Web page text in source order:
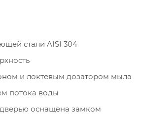
стали AISI 304
и локтевым дозатором мыла
потока воды
оснащена замком